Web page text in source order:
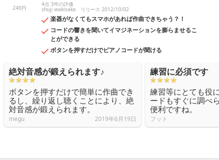
240円
4点 3件の評価
shuji wakisaka リリース 2012/10/02
楽器がなくてもスマホがあれば作曲できちゃう？！
コードの響きを聞いてイマジネーションを膨らませるこ
とができる
ボタンを押すだけでピアノコードが聞ける
絶対音感が鍛えられます♪
ボタンを押すだけで簡単に作曲でき
るし、繰り返し聴くことにより、絶
対音感が鍛えられます。
megu 2019年6月19日
練習に必須です
練習等にとても役
ードもすぐに調べ
便利ですね。
フット